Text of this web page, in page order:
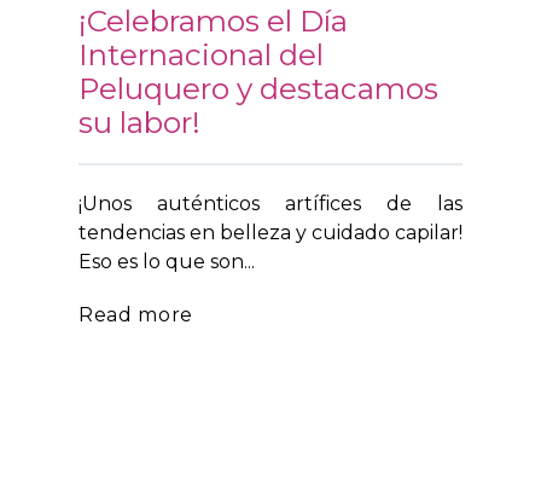
¡Celebramos el Día
Internacional del
Peluquero y destacamos
su labor!
¡Unos auténticos artífices de las
tendencias en belleza y cuidado capilar!
Eso es lo que son...
Read more